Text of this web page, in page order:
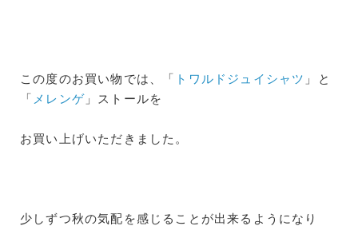
この度のお買い物では、「 トワルドジュイシャツ 」と
「 メレンゲ 」ストールを
お買い上げいただきました。
少しずつ秋の気配を感じることが出来るようになり